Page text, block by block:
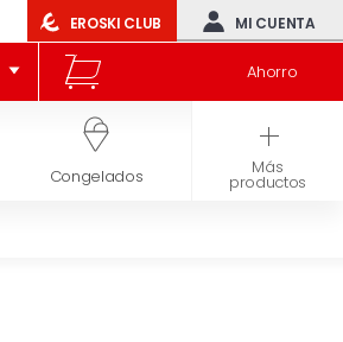
EROSKI CLUB MI CUENTA
Ahorro
Congelados Higiene y belleza
Más
productos